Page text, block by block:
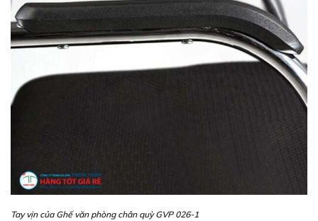
Tay vịn của Ghế văn phòng chân quỳ GVP 026-1